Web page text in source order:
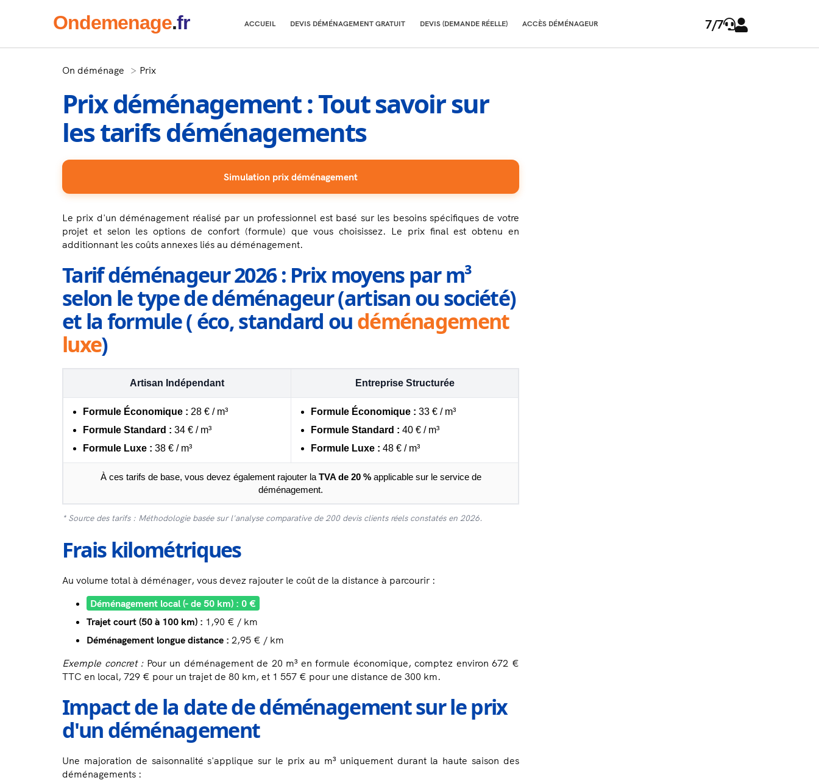
Ondemenage.fr ACCUEIL DEVIS DÉMÉNAGEMENT GRATUIT DEVIS (DEMANDE RÉELLE) ACCÈS DÉMÉNAGEUR 7/7
On déménage Prix
Prix déménagement : Tout savoir sur
les tarifs déménagements
Simulation prix déménagement
Le prix d'un déménagement réalisé par un professionnel est basé sur les besoins spécifiques de votre
projet et selon les options de confort (formule) que vous choisissez. Le prix final est obtenu en
additionnant les coûts annexes liés au déménagement.
Tarif déménageur 2026 : Prix moyens par m³
selon le type de déménageur (artisan ou société)
et la formule ( éco, standard oudéménagement
luxe)
Artisan Indépendant Entreprise Structurée
Formule Économique : 28 € / m³
Formule Standard : 34 € / m³
Formule Luxe : 38 € / m³
Formule Économique : 33 € / m³
Formule Standard : 40 € / m³
Formule Luxe : 48 € / m³
À ces tarifs de base, vous devez également rajouter la TVA de 20 %applicable sur le service de
déménagement.
* Source des tarifs : Méthodologie basée sur l'analyse comparative de 200 devis clients réels constatés en 2026.
Frais kilométriques
Au volume total à déménager, vous devez rajouter le coût de la distance à parcourir :
Déménagement local (- de 50 km) : 0 €
Trajet court (50 à 100 km) : 1,90 € / km
Déménagement longue distance : 2,95 € / km
Exemple concret :Pour un déménagement de 20 m³ en formule économique, comptez environ 672 €
TTC en local, 729 € pour un trajet de 80 km, et 1 557 € pour une distance de 300 km.
Impact de la date de déménagement sur le prix
d'un déménagement
Une majoration de saisonnalité s'applique sur le prix au m³ uniquement durant la haute saison des
déménagements :